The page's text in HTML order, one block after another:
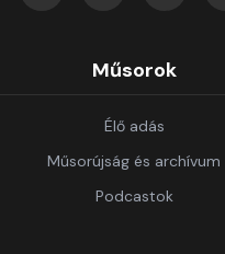
Műsorok
Élő adás
Műsorújság és archívum
Podcastok